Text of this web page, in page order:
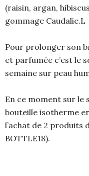
(raisin, argan,
gommage Caudalie.L
Pour prolonger son
et parfumée c’est le
semaine sur peau
En ce moment sur le
bouteille isotherme
l’achat de 2 produits
BOTTLE18).